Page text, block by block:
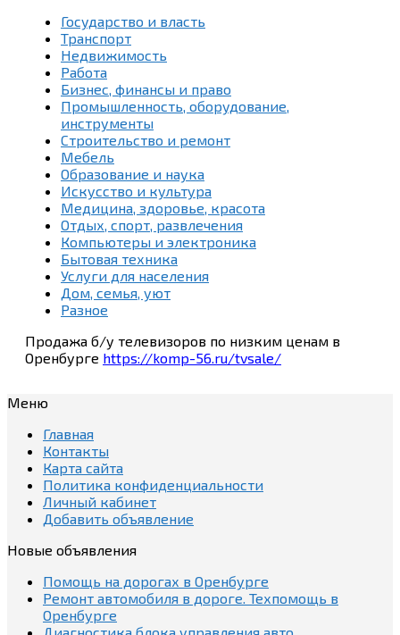
Государство и власть
Транспорт
Недвижимость
Работа
Бизнес, финансы и право
Промышленность, оборудование,
инструменты
Строительство и ремонт
Мебель
Образование и наука
Искусство и культура
Медицина, здоровье, красота
Отдых, спорт, развлечения
Компьютеры и электроника
Бытовая техника
Услуги для населения
Дом, семья, уют
Разное
Продажа б/у телевизоров по низким ценам в
Оренбурге https://komp-56.ru/tvsale/
Меню
Главная
Контакты
Карта сайта
Политика конфиденциальности
Личный кабинет
Добавить объявление
Новые объявления
Помощь на дорогах в Оренбурге
Ремонт автомобиля в дороге. Техпомощь в
Оренбурге